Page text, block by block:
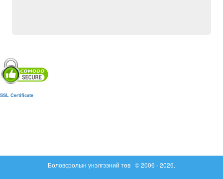
SSL Certificate
Боловсролын үнэлгээний төв © 2006 - 2026.